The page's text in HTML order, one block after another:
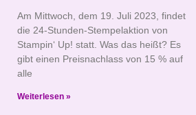
Am Mittwoch, dem 19. Juli 2023, findet
die 24-Stunden-Stempelaktion von
Stampin‘ Up! statt. Was das heißt? Es
gibt einen Preisnachlass von 15 % auf
alle
Weiterlesen »